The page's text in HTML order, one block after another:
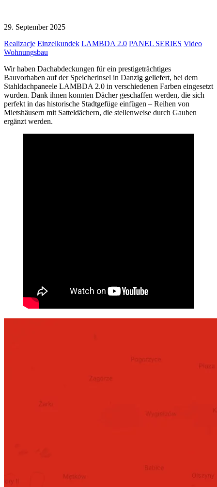
29. September 2025
Realizacje Einzelkundek LAMBDA 2.0 PANEL SERIES Video
Wohnungsbau
Wir haben Dachabdeckungen für ein prestigeträchtiges
Bauvorhaben auf der Speicherinsel in Danzig geliefert, bei dem
Stahldachpaneele LAMBDA 2.0 in verschiedenen Farben eingesetzt
wurden. Dank ihnen konnten Dächer geschaffen werden, die sich
perfekt in das historische Stadtgefüge einfügen – Reihen von
Mietshäusern mit Satteldächern, die stellenweise durch Gauben
ergänzt werden.